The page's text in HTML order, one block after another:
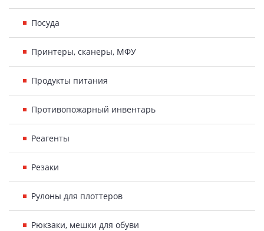
Посуда
Принтеры, сканеры, МФУ
Продукты питания
Противопожарный инвентарь
Реагенты
Резаки
Рулоны для плоттеров
Рюкзаки, мешки для обуви